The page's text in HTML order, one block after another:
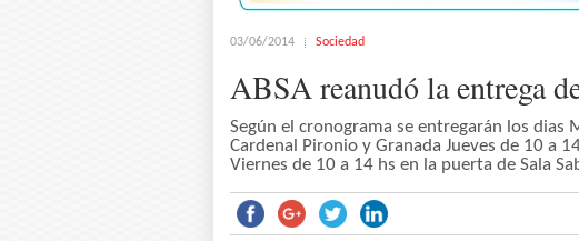
03/06/2014 Sociedad
ABSA reanudó la entrega
Según el cronograma se entregarán los dias
Cardenal Pironio y Granada Jueves de 10 a
Viernes de 10 a 14 hs en la puerta de Sala